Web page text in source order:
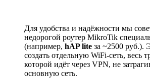
Для удобства и надёжности мы
недорогой роутер MikroTik
(например, hAP lite за ~2500 руб.).
создать отдельную WiFi-сеть, весь
которой идёт через VPN, не
основную сеть.